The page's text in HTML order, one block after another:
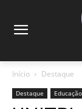
Início Destaque
Destaque Educação